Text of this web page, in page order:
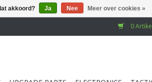
0
akkoord? Ja Nee Meer over cookies »